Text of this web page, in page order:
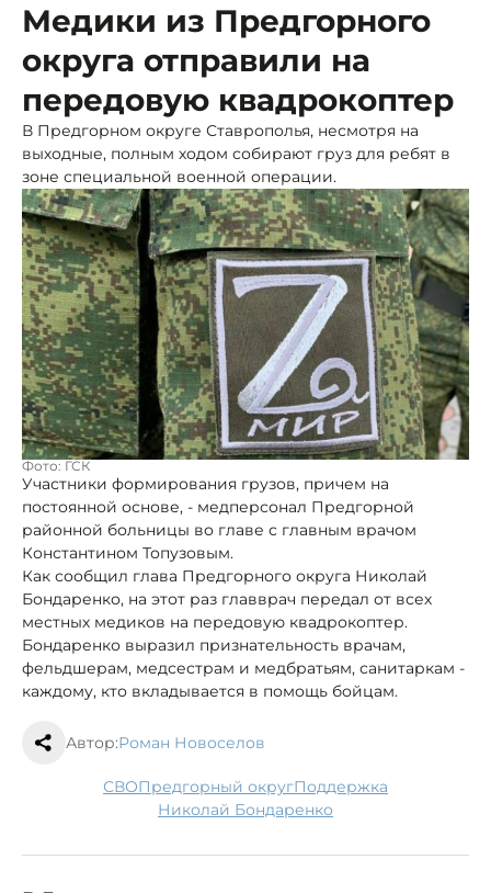
Медики из Предгорного
округа отправили на
передовую квадрокоптер
В Предгорном округе Ставрополья, несмотря на
выходные, полным ходом собирают груз для ребят в
зоне специальной военной операции.
Фото: ГСК
Участники формирования грузов, причем на
постоянной основе, - медперсонал Предгорной
районной больницы во главе с главным врачом
Константином Топузовым.
Как сообщил глава Предгорного округа Николай
Бондаренко, на этот раз главврач передал от всех
местных медиков на передовую квадрокоптер.
Бондаренко выразил признательность врачам,
фельдшерам, медсестрам и медбратьям, санитаркам -
каждому, кто вкладывается в помощь бойцам.
Автор:Роман Новоселов
СВО Предгорный округ
поддержка
Николай Бондаренко